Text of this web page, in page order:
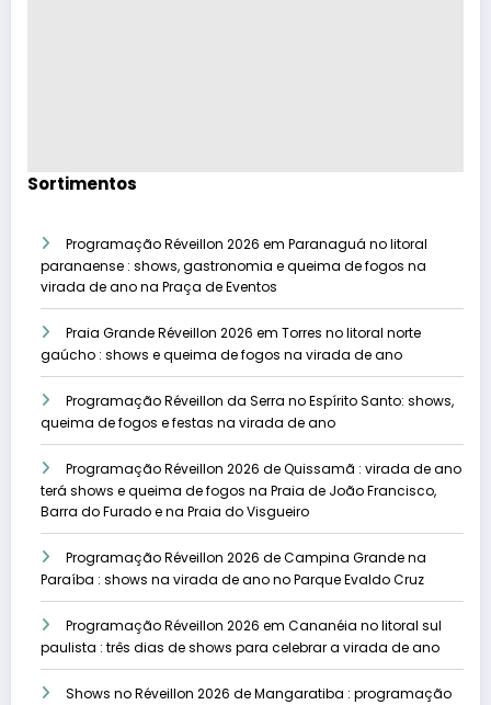
Sortimentos
Programação Réveillon 2026 em Paranaguá no litoral
paranaense : shows, gastronomia e queima de fogos na
virada de ano na Praça de Eventos
Praia Grande Réveillon 2026 em Torres no litoral norte
gaúcho : shows e queima de fogos na virada de ano
Programação Réveillon da Serra no Espírito Santo: shows,
queima de fogos e festas na virada de ano
Programação Réveillon 2026 de Quissamã : virada de ano
terá shows e queima de fogos na Praia de João Francisco,
Barra do Furado e na Praia do Visgueiro
Programação Réveillon 2026 de Campina Grande na
Paraíba : shows na virada de ano no Parque Evaldo Cruz
Programação Réveillon 2026 em Cananéia no litoral sul
paulista : três dias de shows para celebrar a virada de ano
Shows no Réveillon 2026 de Mangaratiba : programação